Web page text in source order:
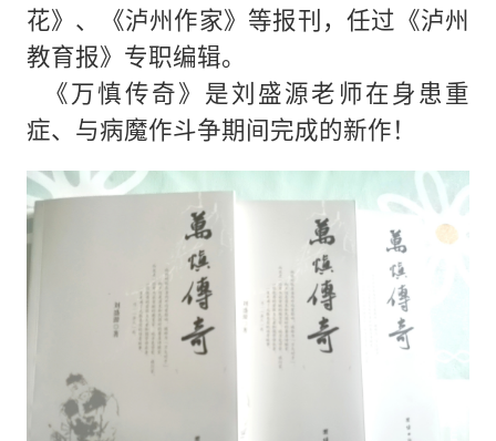
花》、《泸州作家》等报刊，任过《泸州
教育报》专职编辑。
《万慎传奇》是刘盛源老师在身患重
症、与病魔作斗争期间完成的新作！